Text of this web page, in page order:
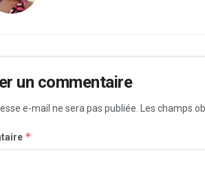
un commentaire
e-mail ne sera pas publiée. Les champs
*